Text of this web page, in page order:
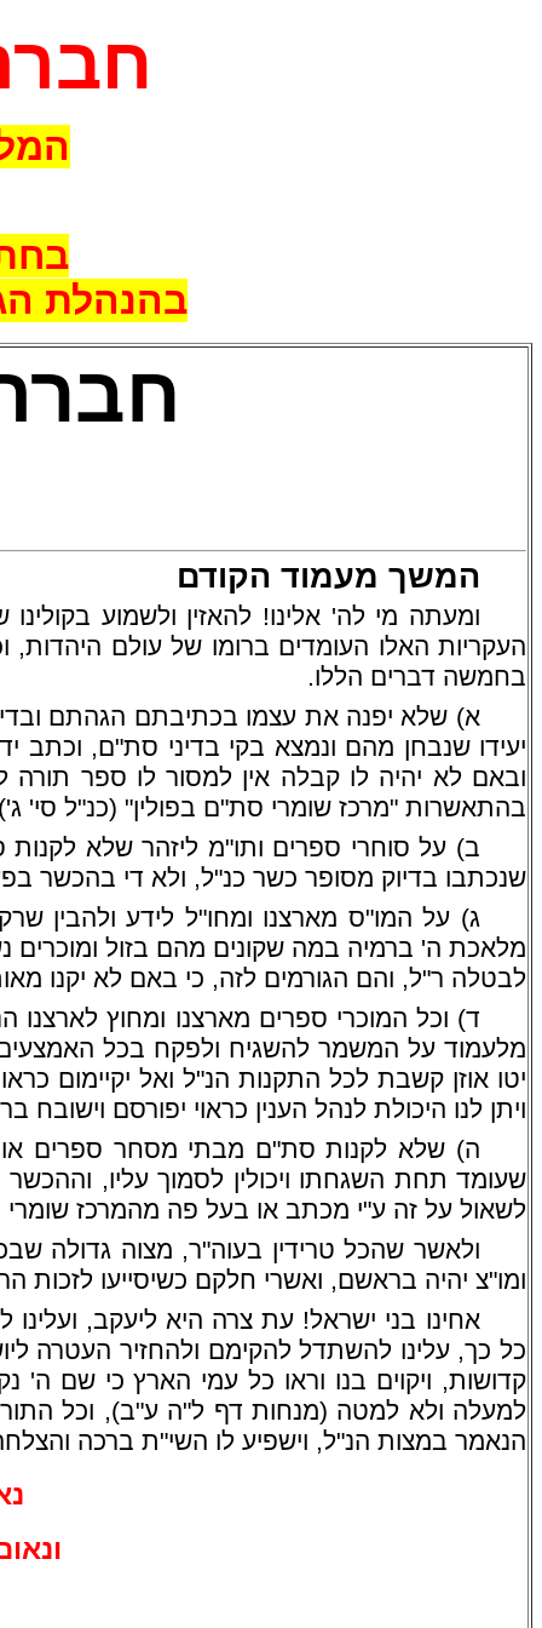
בחתימת 86
בהנהלת
המשך מעמוד הקודם
ומעתה מי לה' אלינו! להאזין ולשמוע
העקריות האלו העומדים ברומו של עולם היהדות,
בחמשה דברים הללו.
א) שלא יפנה את עצמו בכתיבתם הגהתם
יעידו שנבחן מהם ונמצא בקי בדיני סת"ם, וכתב
ובאם לא יהיה לו קבלה אין למסור לו ספר תורה
בהתאשרות "מרכז שומרי סת"ם בפולין" (כנ"ל סי'
ב) על סוחרי ספרים ותו"מ ליזהר שלא
שנכתבו בדיוק מסופר כשר כנ"ל, ולא די בהכשר
ג) על המו"ס מארצנו ומחו"ל לידע ולהבין
מלאכת ה' ברמיה במה שקונים מהם בזול
לבטלה ר"ל, והם הגורמים לזה, כי באם לא יקנו
ד) וכל המוכרי ספרים מארצנו ומחוץ לארצנו
מלעמוד על המשמר להשגיח ולפקח בכל האמצעים
יטו אוזן קשבת לכל התקנות הנ"ל ואל יקיימום
ויתן לנו היכולת לנהל הענין כראוי יפורסם
ה) שלא לקנות סת"ם מבתי מסחר ספרים או
שעומד תחת השגחתו ויכולין לסמוך עליו,
לשאול על זה ע"י מכתב או בעל פה מהמרכז
ולאשר שהכל טרידין בעוה"ר, מצוה גדולה
ומו"צ יהיה בראשם, ואשרי חלקם כשיסייעו לזכות
אחינו בני ישראל! עת צרה היא ליעקב,
כל כך, עלינו להשתדל להקימם ולהחזיר העטרה
קדושות, ויקוים בנו וראו כל עמי הארץ כי שם ה'
למעלה ולא למטה (מנחות דף ל"ה ע"ב), וכל
הנאמר במצות הנ"ל, וישפיע לו השי"ת ברכה והצלחה